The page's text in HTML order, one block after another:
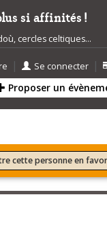
si affinités !
cercles celtiques...
| Se connecter |
Proposer un
cette personne en